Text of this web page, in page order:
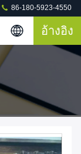
86-180-5923-4550
อ้างอิง